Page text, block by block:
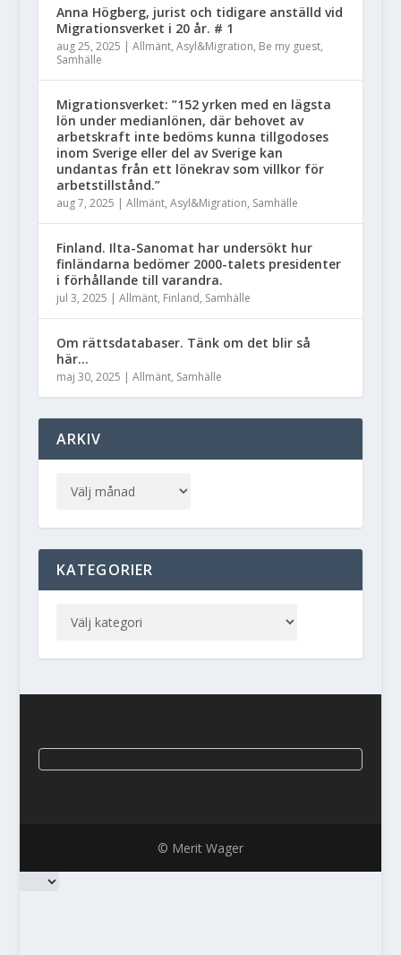
Anna Högberg, jurist och tidigare anställd vid
Migrationsverket i 20 år. # 1
aug 25, 2025 | Allmänt, Asyl&Migration, Be my guest,
Samhälle
Migrationsverket: ”152 yrken med en lägsta
lön under medianlönen, där behovet av
arbetskraft inte bedöms kunna tillgodoses
inom Sverige eller del av Sverige kan
undantas från ett lönekrav som villkor för
arbetstillstånd.”
aug 7, 2025 | Allmänt, Asyl&Migration, Samhälle
Finland. Ilta-Sanomat har undersökt hur
finländarna bedömer 2000-talets presidenter
i förhållande till varandra.
jul 3, 2025 | Allmänt, Finland, Samhälle
Om rättsdatabaser. Tänk om det blir så
här…
maj 30, 2025 | Allmänt, Samhälle
ARKIV
KATEGORIER
© Merit Wager